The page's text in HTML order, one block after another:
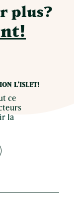
plus?
L’ISLET!
ce
la